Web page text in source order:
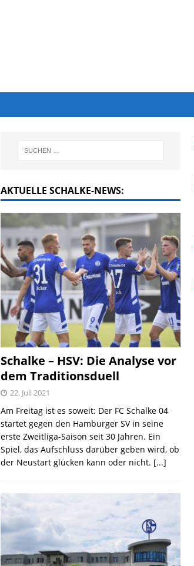
AKTUELLE SCHALKE-NEWS:
Schalke – HSV: Die Analyse vor
dem Traditionsduell
22. Juli 2021
Am Freitag ist es soweit: Der FC Schalke 04
startet gegen den Hamburger SV in seine
erste Zweitliga-Saison seit 30 Jahren. Ein
Spiel, das Aufschluss darüber geben wird, ob
der Neustart glücken kann oder nicht. [...]